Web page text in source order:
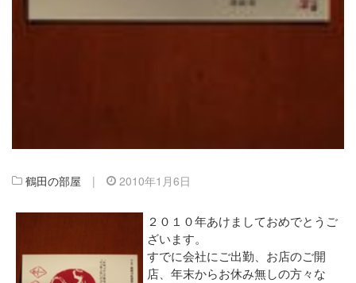
鶴田の部屋 | 2010年1月6日
２０１０年あけましておめでとうご
ざいます。
すでに会社にご出勤、お店のご開
店、年末からお休み無しの方々な